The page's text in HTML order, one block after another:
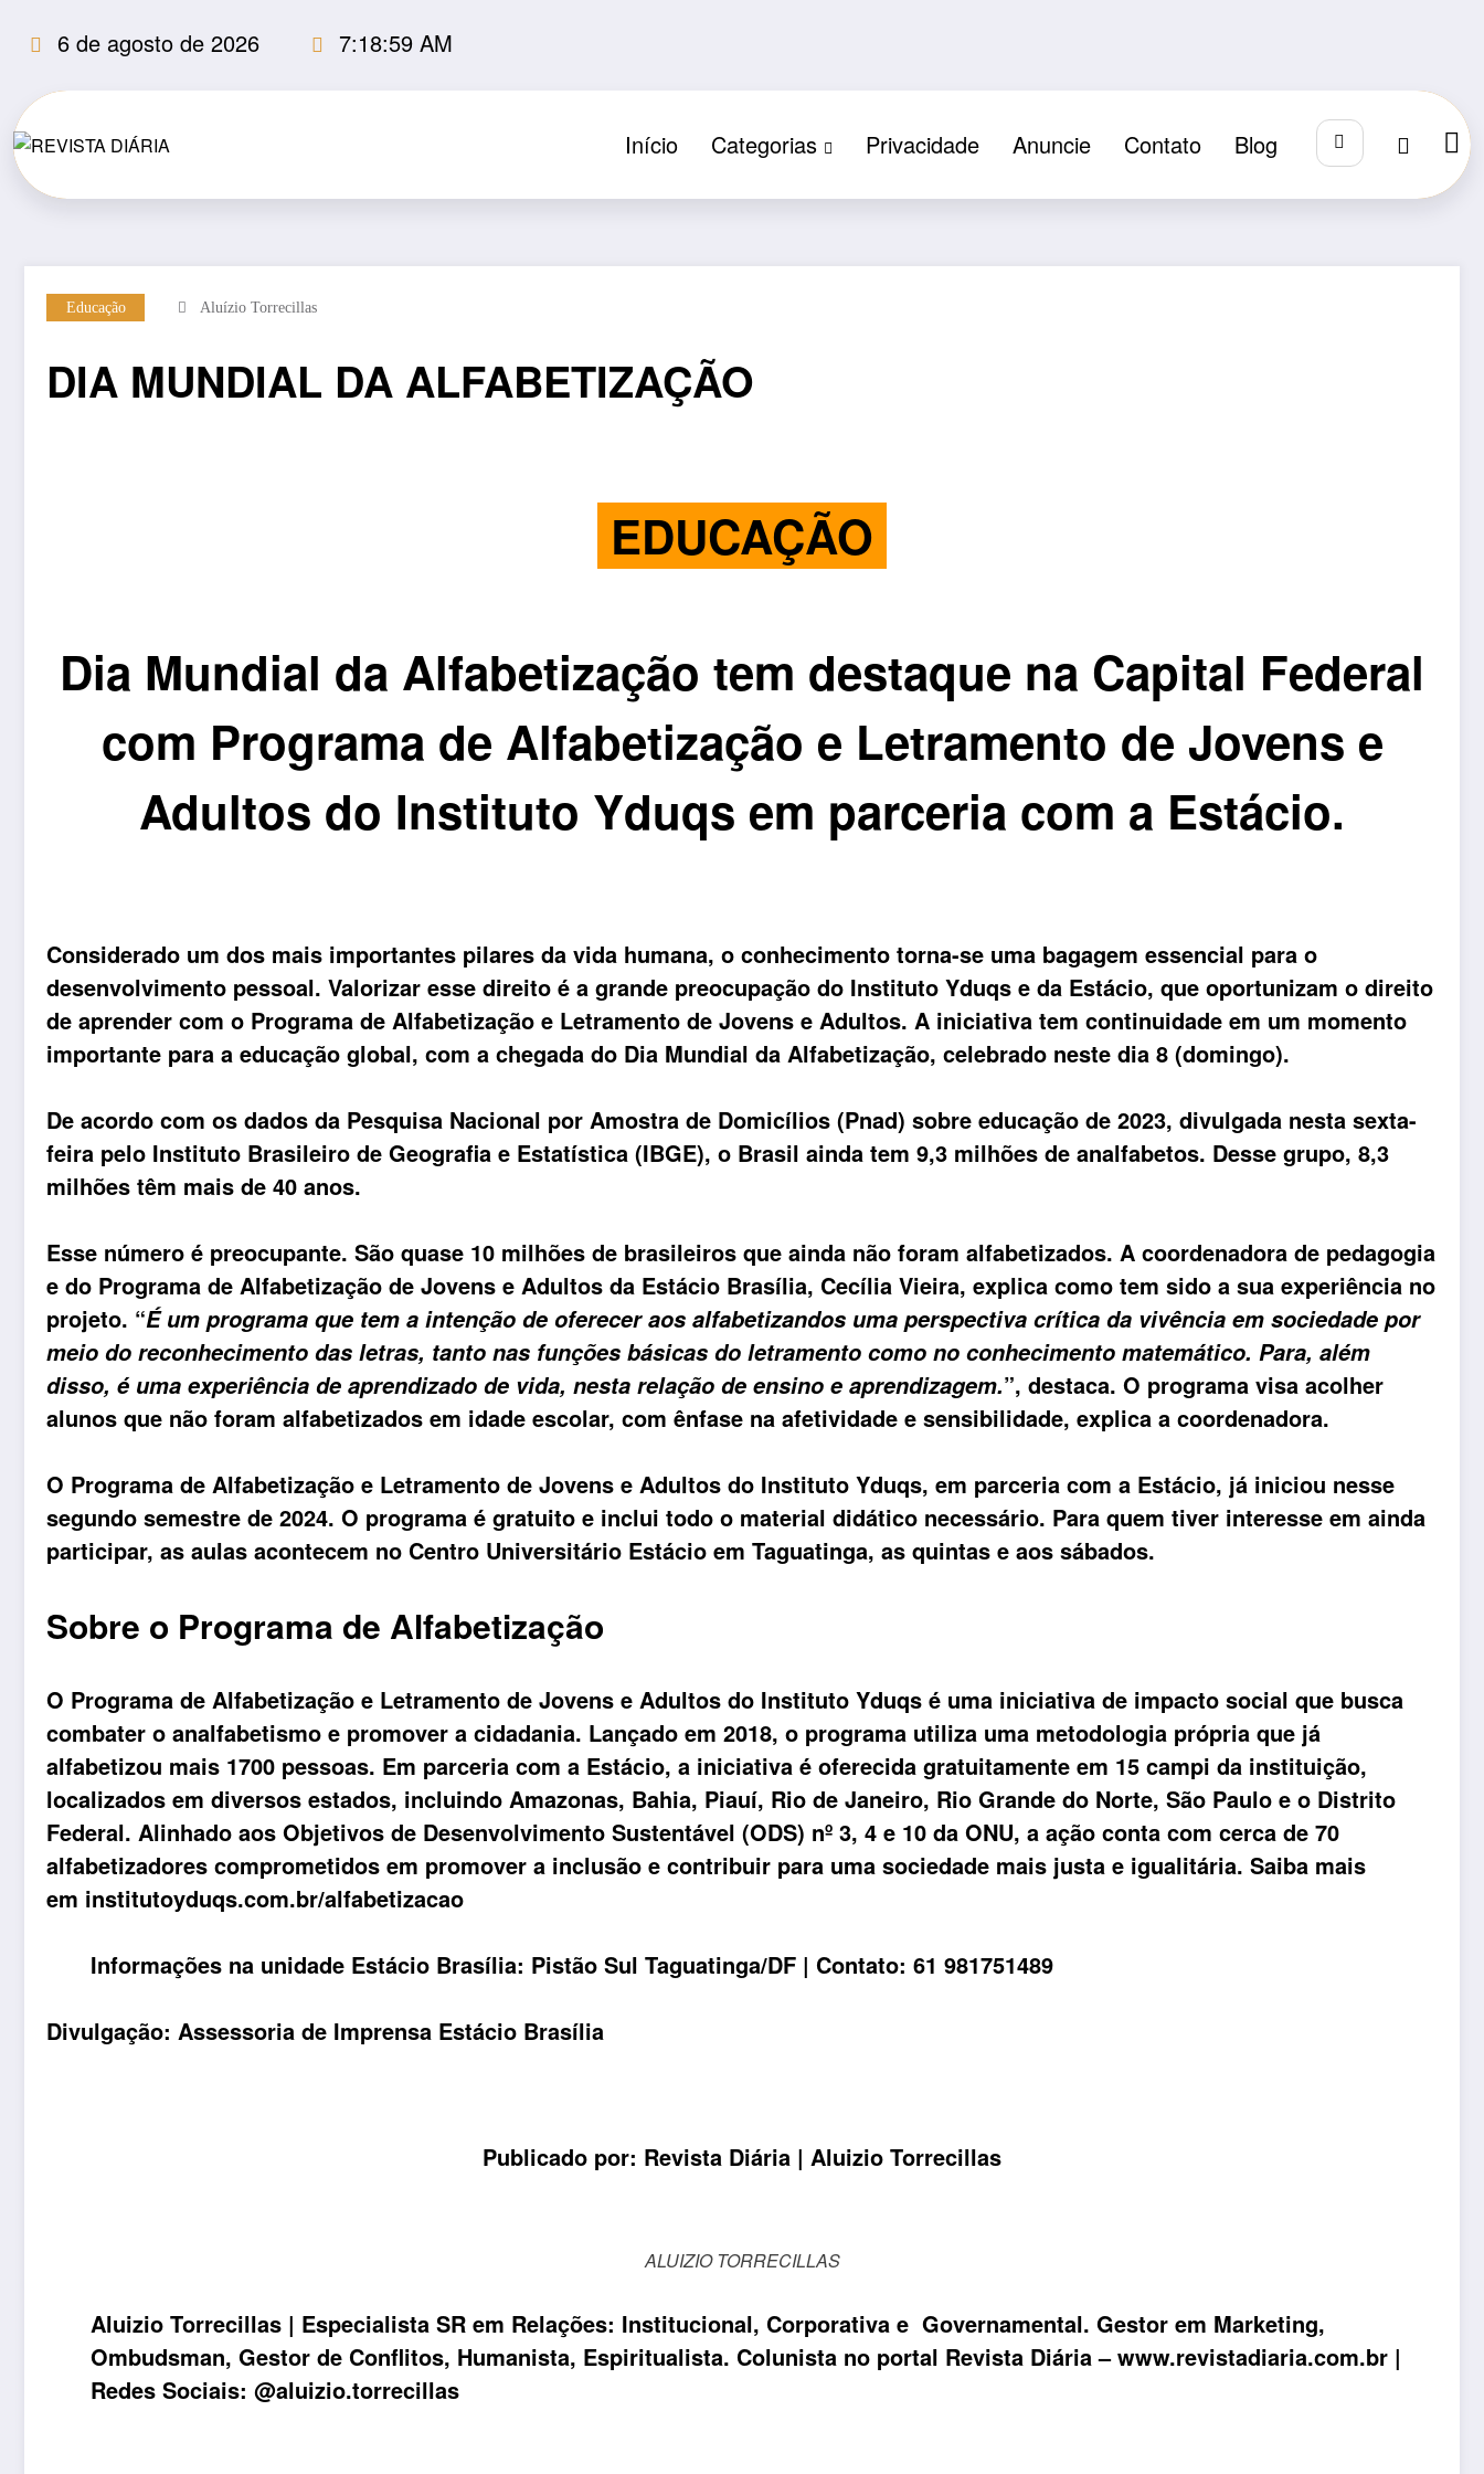
para
conteúdo
6 de agosto de 2026 7:18:59 AM
Início Categorias Privacidade Anuncie Contato Blog
Educação Aluízio Torrecillas
DIA MUNDIAL DA ALFABETIZAÇÃO
EDUCAÇÃO
Dia Mundial da Alfabetização tem destaque na Capital Federal
com Programa de Alfabetização e Letramento de Jovens e
Adultos do Instituto Yduqs em parceria com a Estácio.
Considerado um dos mais importantes pilares da vida humana, o conhecimento torna-se uma bagagem essencial para o
desenvolvimento pessoal. Valorizar esse direito é a grande preocupação do Instituto Yduqs e da Estácio, que oportunizam o direito
de aprender com o Programa de Alfabetização e Letramento de Jovens e Adultos. A iniciativa tem continuidade em um momento
importante para a educação global, com a chegada do Dia Mundial da Alfabetização, celebrado neste dia 8 (domingo).
De acordo com os dados da Pesquisa Nacional por Amostra de Domicílios (Pnad) sobre educação de 2023, divulgada nesta sexta-
feira pelo Instituto Brasileiro de Geografia e Estatística (IBGE), o Brasil ainda tem 9,3 milhões de analfabetos. Desse grupo, 8,3
milhões têm mais de 40 anos.
Esse número é preocupante. São quase 10 milhões de brasileiros que ainda não foram alfabetizados. A coordenadora de pedagogia
e do Programa de Alfabetização de Jovens e Adultos da Estácio Brasília, Cecília Vieira, explica como tem sido a sua experiência no
projeto. “É um programa que tem a intenção de oferecer aos alfabetizandos uma perspectiva crítica da vivência em sociedade por
meio do reconhecimento das letras, tanto nas funções básicas do letramento como no conhecimento matemático. Para, além
disso, é uma experiência de aprendizado de vida, nesta relação de ensino e aprendizagem.”, destaca. O programa visa acolher
alunos que não foram alfabetizados em idade escolar, com ênfase na afetividade e sensibilidade, explica a coordenadora.
O Programa de Alfabetização e Letramento de Jovens e Adultos do Instituto Yduqs, em parceria com a Estácio, já iniciou nesse
segundo semestre de 2024. O programa é gratuito e inclui todo o material didático necessário. Para quem tiver interesse em ainda
participar, as aulas acontecem no Centro Universitário Estácio em Taguatinga, as quintas e aos sábados.
Sobre o Programa de Alfabetização
O Programa de Alfabetização e Letramento de Jovens e Adultos do Instituto Yduqs é uma iniciativa de impacto social que busca
combater o analfabetismo e promover a cidadania. Lançado em 2018, o programa utiliza uma metodologia própria que já
alfabetizou mais 1700 pessoas. Em parceria com a Estácio, a iniciativa é oferecida gratuitamente em 15 campi da instituição,
localizados em diversos estados, incluindo Amazonas, Bahia, Piauí, Rio de Janeiro, Rio Grande do Norte, São Paulo e o Distrito
Federal. Alinhado aos Objetivos de Desenvolvimento Sustentável (ODS) nº 3, 4 e 10 da ONU, a ação conta com cerca de 70
alfabetizadores comprometidos em promover a inclusão e contribuir para uma sociedade mais justa e igualitária. Saiba mais
em institutoyduqs.com.br/alfabetizacao
Informações na unidade Estácio Brasília: Pistão Sul Taguatinga/DF | Contato: 61 981751489
Divulgação: Assessoria de Imprensa Estácio Brasília
Publicado por: Revista Diária | Aluizio Torrecillas
ALUIZIO TORRECILLAS
Aluizio Torrecillas | Especialista SR em Relações: Institucional, Corporativa e Governamental. Gestor em Marketing,
Ombudsman, Gestor de Conflitos, Humanista, Espiritualista. Colunista no portal Revista Diária – www.revistadiaria.com.br |
Redes Sociais: @aluizio.torrecillas